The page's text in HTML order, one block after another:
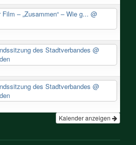
Film – „Zusammen“ – Wie g... @
des Stadtverbandes @
des Stadtverbandes @
Kalender anzeigen